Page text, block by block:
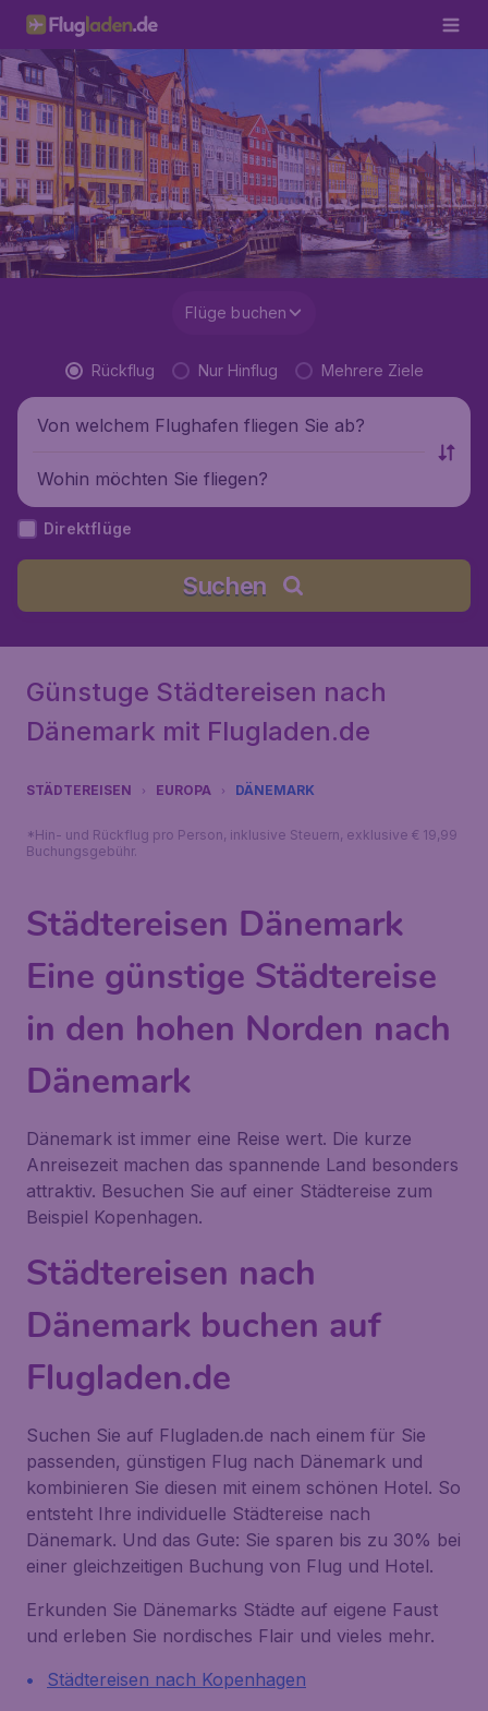
Flüge buchen
Rückflug Nur Hinflug Mehrere Ziele
Von welchem Flughafen fliegen Sie ab?
Wohin möchten Sie fliegen?
Direktflüge
Suchen
Günstuge Städtereisen nach
Dänemark mit Flugladen.de
STÄDTEREISEN EUROPA DÄNEMARK
*Hin- und Rückflug pro Person, inklusive Steuern, exklusive € 19,99
Buchungsgebühr.
Städtereisen Dänemark
Eine günstige Städtereise
in den hohen Norden nach
Dänemark
Dänemark ist immer eine Reise wert. Die kurze
Anreisezeit machen das spannende Land besonders
attraktiv. Besuchen Sie auf einer Städtereise zum
Beispiel Kopenhagen.
Städtereisen nach
Dänemark buchen auf
Flugladen.de
Suchen Sie auf Flugladen.de nach einem für Sie
passenden, günstigen Flug nach Dänemark und
kombinieren Sie diesen mit einem schönen Hotel. So
entsteht Ihre individuelle Städtereise nach
Dänemark. Und das Gute: Sie sparen bis zu 30% bei
einer gleichzeitigen Buchung von Flug und Hotel.
Erkunden Sie Dänemarks Städte auf eigene Faust
und erleben Sie nordisches Flair und vieles mehr.
Städtereisen nach Kopenhagen